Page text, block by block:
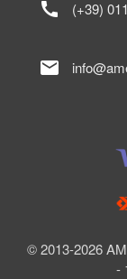
© 2013-2026
-
call (+39)
mail